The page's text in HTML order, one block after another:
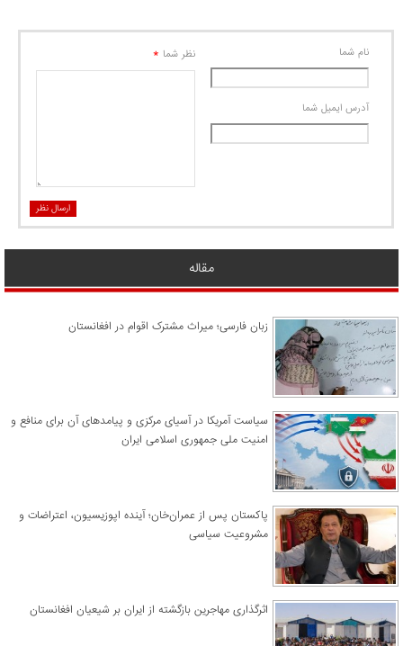
نام شما
آدرس ايميل شما
نظر شما *
ارسال نظر
مقاله
زبان فارسی؛ میراث مشترک اقوام در افغانستان
سیاست آمریکا در آسیای مرکزی و پیامدهای آن برای منافع و
امنیت ملی جمهوری اسلامی ایران
پاکستان پس از عمران‌خان؛ آینده اپوزیسیون، اعتراضات و
مشروعیت سیاسی
اثرگذاری مهاجرین بازگشته از ایران بر شیعیان افغانستان